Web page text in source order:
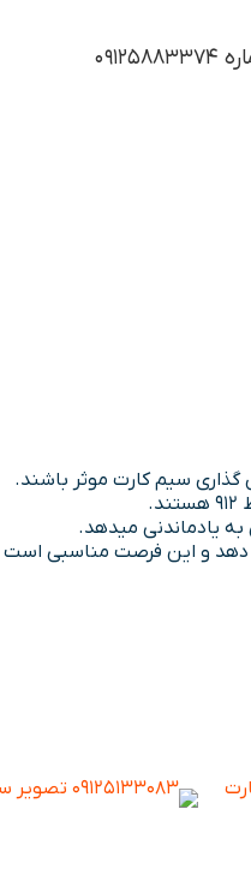
گذاری سیم کارت موثر باشند.
به یادماندنی میدهد.